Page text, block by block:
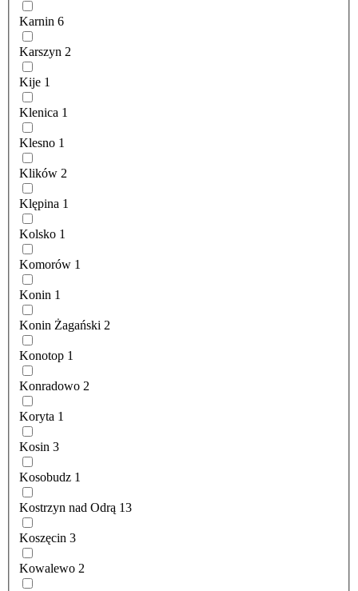
Karnin 6
Karszyn 2
Kije 1
Klenica 1
Klesno 1
Klików 2
Klępina 1
Kolsko 1
Komorów 1
Konin 1
Konin Żagański 2
Konotop 1
Konradowo 2
Koryta 1
Kosin 3
Kosobudz 1
Kostrzyn nad Odrą 13
Koszęcin 3
Kowalewo 2